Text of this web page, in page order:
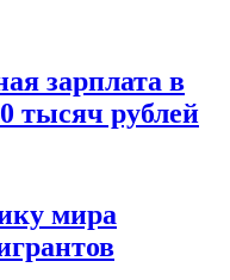
зарплата в
тысяч рублей
мира